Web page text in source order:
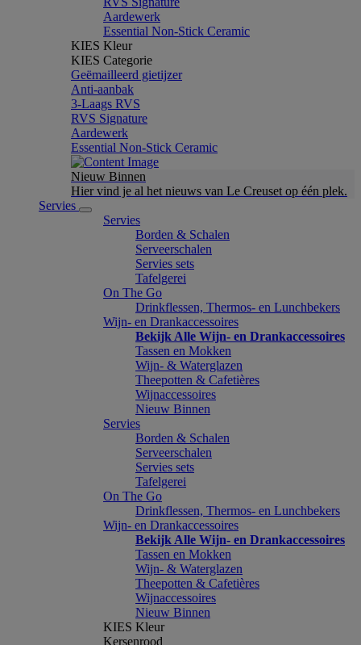
Aardewerk
Essential Non-Stick Ceramic
KIES Kleur
KIES Categorie
Geëmailleerd gietijzer
Anti-aanbak
3-Laags RVS
RVS Signature
Aardewerk
Essential Non-Stick Ceramic
Nieuw Binnen
Hier vind je al het nieuws van Le Creuset op één plek.
Servies
Servies
Borden & Schalen
Serveerschalen
Servies sets
Tafelgerei
On The Go
Drinkflessen, Thermos- en Lunchbekers
Wijn- en Drankaccessoires
Bekijk Alle Wijn- en Drankaccessoires
Tassen en Mokken
Wijn- & Waterglazen
Theepotten & Cafetières
Wijnaccessoires
Nieuw Binnen
Servies
Borden & Schalen
Serveerschalen
Servies sets
Tafelgerei
On The Go
Drinkflessen, Thermos- en Lunchbekers
Wijn- en Drankaccessoires
Bekijk Alle Wijn- en Drankaccessoires
Tassen en Mokken
Wijn- & Waterglazen
Theepotten & Cafetières
Wijnaccessoires
Nieuw Binnen
KIES Kleur
Kersenrood